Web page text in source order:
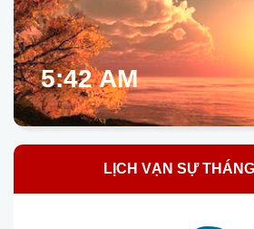
5:42 AM
LỊCH VẠN SỰ